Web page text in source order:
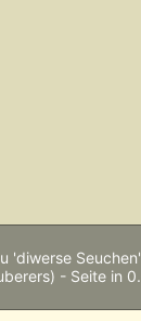
- Seite in